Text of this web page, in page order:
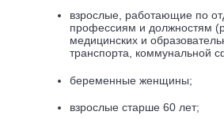
взрослые, работающие по
профессиям и должностям
медицинских и
транспорта, коммунальной
беременные женщины;
взрослые старше 60 лет;